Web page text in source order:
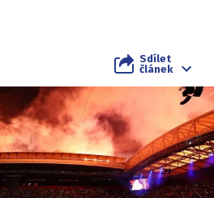
Sdílet
článek